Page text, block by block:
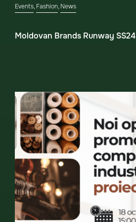
Events, Fashion, News
Moldovan Brands Runway SS24